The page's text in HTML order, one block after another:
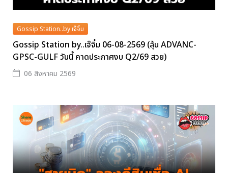
Gossip Station..by เจ๊จิ๋ม
Gossip Station by..เจ๊จิ๋ม 06-08-2569 (ลุ้น ADVANC-
GPSC-GULF วันนี้ คาดประกาศงบ Q2/69 สวย)
06 สิงหาคม 2569